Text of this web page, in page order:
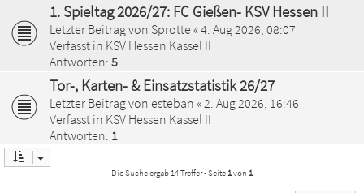
1. Spieltag 2026/27: FC Gießen- KSV Hessen II
Letzter Beitrag von Sprotte «4. Aug 2026, 08:07
Verfasst in KSV Hessen Kassel II
Antworten: 5
Tor-, Karten- & Einsatzstatistik 26/27
Letzter Beitrag von esteban « 2. Aug 2026, 16:46
Verfasst in KSV Hessen Kassel II
Antworten: 1
Die Suche ergab 14 Treffer • Seite 1von 1